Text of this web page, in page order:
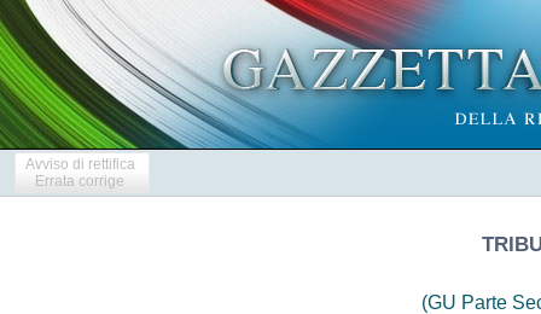
Avviso di rettifica
Errata corrige
(GU Parte